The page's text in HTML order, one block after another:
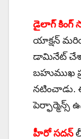
డైలాగ్
యాక్షన్
డామినేట్
బహుముఖ
పెర్ఫార్మెన్స్
హీరో సదన్